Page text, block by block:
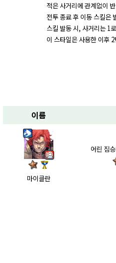
적은 사거리에 관계없이
전투 종료 후 이동 스킬은
스킬 발동 시, 사거리는 1
이 스타일은 사용한 이후
이름
마이클란
어린 짐